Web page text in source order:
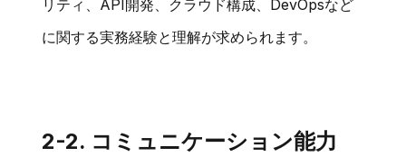
リティ、API開発、クラウド構成、DevOpsなど
に関する実務経験と理解が求められます。
2-2. コミュニケーション能力